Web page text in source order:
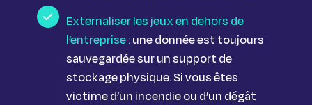
Externaliser les jeux en dehors de
l’entreprise :une donnée est toujours
sauvegardée sur un support de
stockage physique. Si vous êtes
victime d’un incendie ou d’un dégât